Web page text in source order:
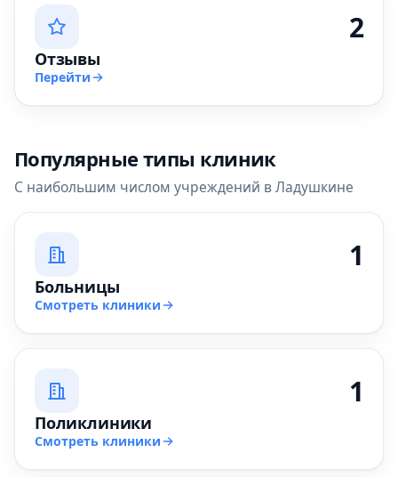
2
Отзывы
Перейти
Популярные типы клиник
С наибольшим числом учреждений в Ладушкине
1
Больницы
Смотреть клиники
1
Поликлиники
Смотреть клиники